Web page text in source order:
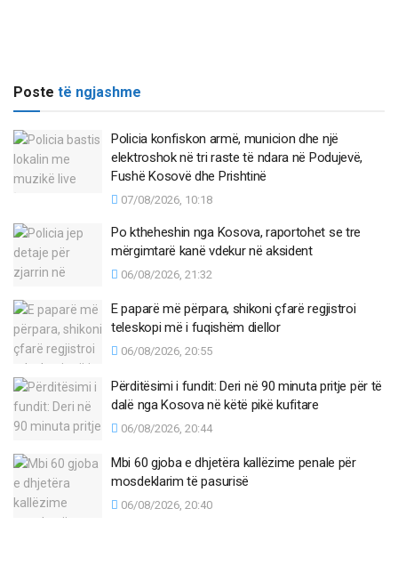
Poste të ngjashme
Policia konfiskon armë, municion dhe një
elektroshok në tri raste të ndara në Podujevë,
Fushë Kosovë dhe Prishtinë
07/08/2026, 10:18
Po ktheheshin nga Kosova, raportohet se tre
mërgimtarë kanë vdekur në aksident
06/08/2026, 21:32
E paparë më përpara, shikoni çfarë regjistroi
teleskopi më i fuqishëm diellor
06/08/2026, 20:55
Përditësimi i fundit: Deri në 90 minuta pritje për të
dalë nga Kosova në këtë pikë kufitare
06/08/2026, 20:44
Mbi 60 gjoba e dhjetëra kallëzime penale për
mosdeklarim të pasurisë
06/08/2026, 20:40